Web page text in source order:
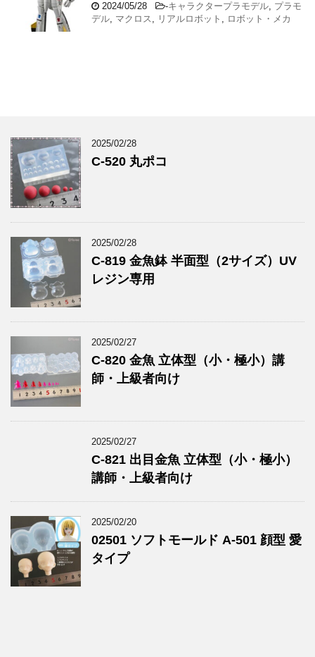
2024/05/28 -キャラクタープラモデル, プラモ
デル, マクロス , リアルロボット , ロボット・メカ
2025/02/28
C-520 丸ポコ
2025/02/28
C-819 金魚鉢 半面型（2サイズ）UV
レジン専用
2025/02/27
C-820 金魚 立体型（小・極小）講
師・上級者向け
2025/02/27
C-821 出目金魚 立体型（小・極小）
講師・上級者向け
2025/02/20
02501 ソフトモールド A-501 顔型 愛
タイプ